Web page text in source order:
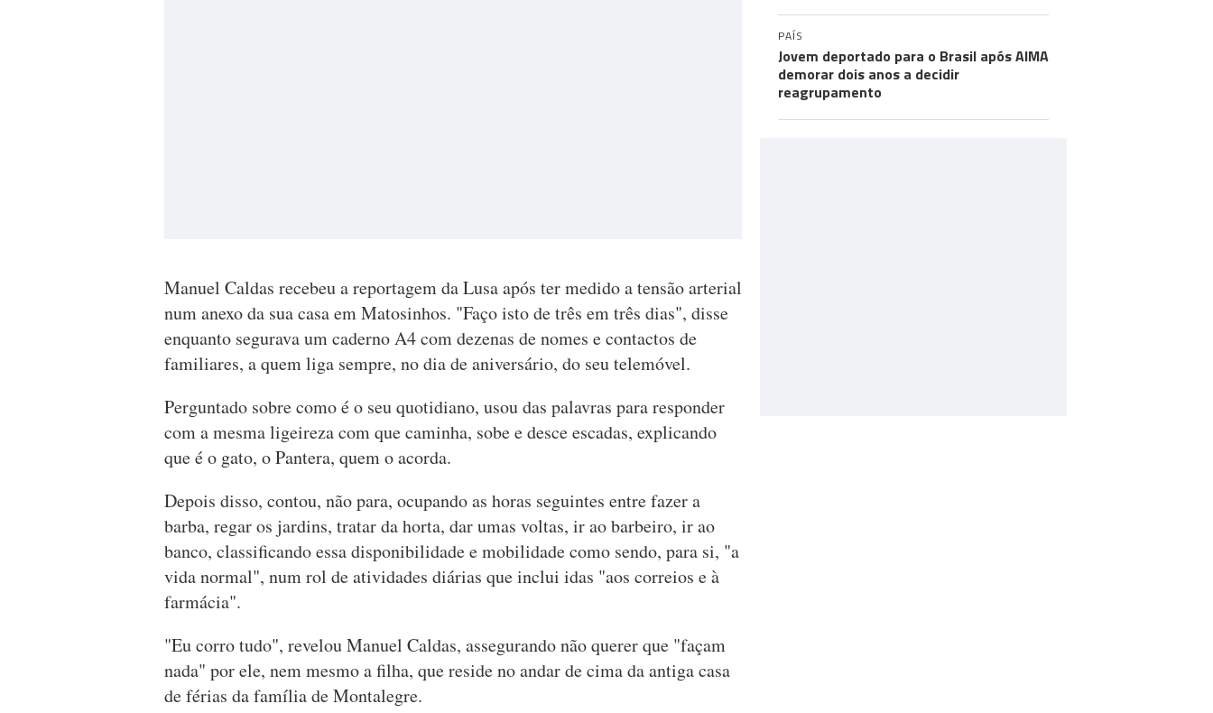
Manuel Caldas recebeu a reportagem da Lusa após ter medido a tensão arterial
num anexo da sua casa em Matosinhos. "Faço isto de três em três dias", disse
enquanto segurava um caderno A4 com dezenas de nomes e contactos de
familiares, a quem liga sempre, no dia de aniversário, do seu telemóvel.
Perguntado sobre como é o seu quotidiano, usou das palavras para responder
com a mesma ligeireza com que caminha, sobe e desce escadas, explicando
que é o gato, o Pantera, quem o acorda.
Depois disso, contou, não para, ocupando as horas seguintes entre fazer a
barba, regar os jardins, tratar da horta, dar umas voltas, ir ao barbeiro, ir ao
banco, classificando essa disponibilidade e mobilidade como sendo, para si, "a
vida normal", num rol de atividades diárias que inclui idas "aos correios e à
farmácia".
"Eu corro tudo", revelou Manuel Caldas, assegurando não querer que "façam
nada" por ele, nem mesmo a filha, que reside no andar de cima da antiga casa
de férias da família de Montalegre.
PAÍS
Jovem deportado para o Brasil após AIMA
demorar dois anos a decidir
reagrupamento